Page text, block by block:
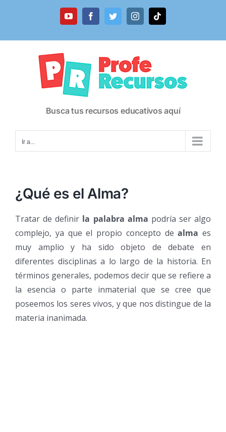
YouTubeFacebookTwitterInstagramTiktok
Busca tus recursos educativos aquí
Ir a...
¿Qué es el Alma?
Tratar de definir la palabra alma podría ser algo
complejo, ya que el propio concepto dealma es
muy amplio y ha sido objeto de debate en
diferentes disciplinas a lo largo de la historia. En
términos generales, podemos decir que se refiere a
la esencia o parte inmaterial que se cree que
poseemos los seres vivos, y que nos distingue de la
materia inanimada.